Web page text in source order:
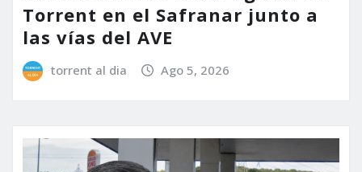
Torrent en el Safranar junto a
las vías del AVE
torrent al dia Ago 5, 2026